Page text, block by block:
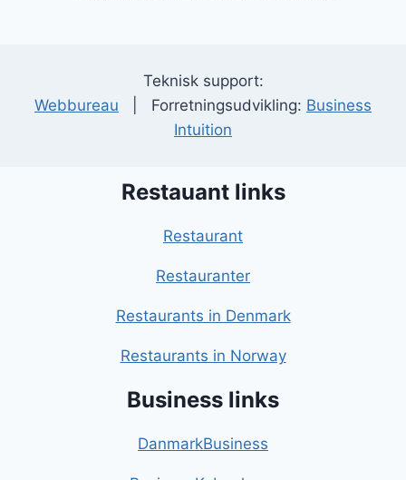
Teknisk support:
Webbureau | Forretningsudvikling: Business
Intuition
Restauant links
Restaurant
Restauranter
Restaurants in Denmark
Restaurants in Norway
Business links
DanmarkBusiness